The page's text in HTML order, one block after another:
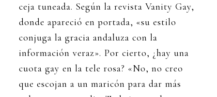
ceja tuneada. Según la revista Vanity Gay,
donde apareció en portada, «su estilo
conjuga la gracia andaluza con la
información veraz». Por cierto, ¿hay una
cuota gay en la tele rosa? «No, no creo
que escojan a un maricón para dar más